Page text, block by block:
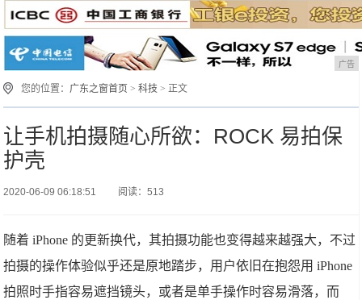
广告
您的位置： 广东之窗首页 >科技 > 正文
让手机拍摄随心所欲：ROCK 易拍保
护壳
2020-06-09 06:18:51 阅读：513
随着 iPhone 的更新换代，其拍摄功能也变得越来越强大，不过
拍摄的操作体验似乎还是原地踏步，用户依旧在抱怨用 iPhone
拍照时手指容易遮挡镜头，或者是单手操作时容易滑落，而